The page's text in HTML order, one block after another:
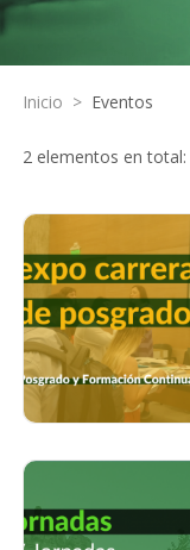
Inicio > Eventos
2 elementos en total: